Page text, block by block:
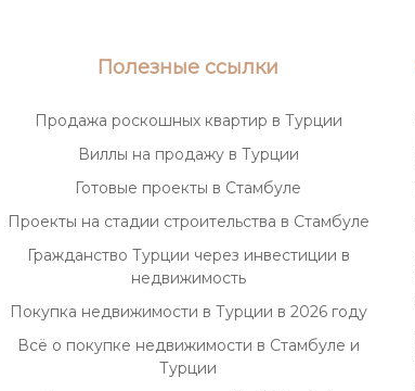
Полезные ссылки
Продажа роскошных квартир в Турции
Виллы на продажу в Турции
Готовые проекты в Стамбуле
Проекты на стадии строительства в Стамбуле
Гражданство Турции через инвестиции в
недвижимость
Покупка недвижимости в Турции в 2026 году
Всё о покупке недвижимости в Стамбуле и
Турции